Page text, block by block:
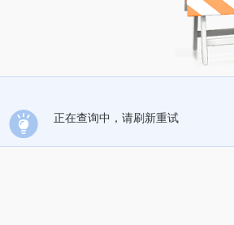
正在查询中，请刷新重试